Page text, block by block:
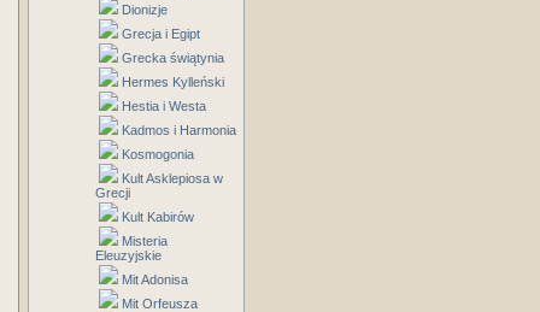
Dionizje
Grecja i Egipt
Grecka świątynia
Hermes Kylleński
Hestia i Westa
Kadmos i Harmonia
Kosmogonia
Kult Asklepiosa w
Grecji
Kult Kabirów
Misteria
Eleuzyjskie
Mit Adonisa
Mit Orfeusza